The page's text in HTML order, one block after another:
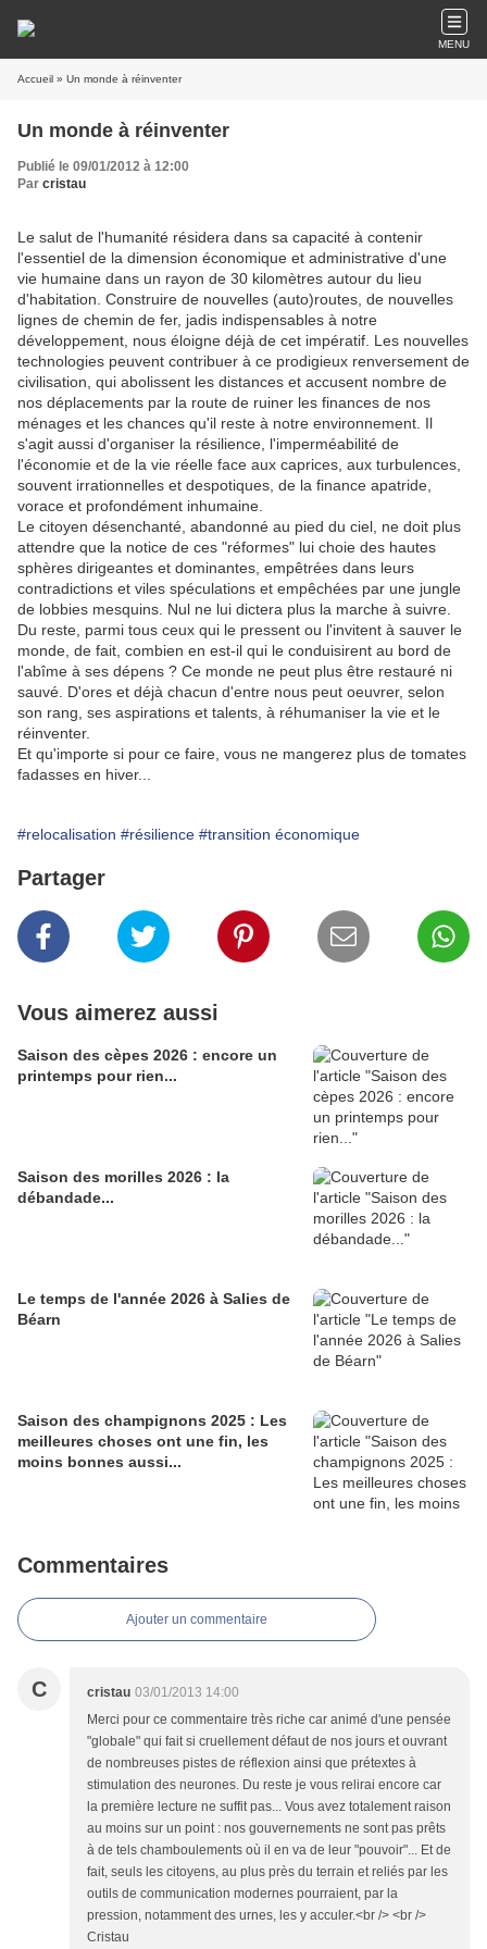
MENU
Accueil » Un monde à réinventer
Un monde à réinventer
Publié le 09/01/2012 à 12:00
Par cristau
Le salut de l'humanité résidera dans sa capacité à contenir
l'essentiel de la dimension économique et administrative d'une
vie humaine dans un rayon de 30 kilomètres autour du lieu
d'habitation. Construire de nouvelles (auto)routes, de nouvelles
lignes de chemin de fer, jadis indispensables à notre
développement, nous éloigne déjà de cet impératif. Les nouvelles
technologies peuvent contribuer à ce prodigieux renversement de
civilisation, qui abolissent les distances et accusent nombre de
nos déplacements par la route de ruiner les finances de nos
ménages et les chances qu'il reste à notre environnement. Il
s'agit aussi d'organiser la résilience, l'imperméabilité de
l'économie et de la vie réelle face aux caprices, aux turbulences,
souvent irrationnelles et despotiques, de la finance apatride,
vorace et profondément inhumaine.
Le citoyen désenchanté, abandonné au pied du ciel, ne doit plus
attendre que la notice de ces "réformes" lui choie des hautes
sphères dirigeantes et dominantes, empêtrées dans leurs
contradictions et viles spéculations et empêchées par une jungle
de lobbies mesquins. Nul ne lui dictera plus la marche à suivre.
Du reste, parmi tous ceux qui le pressent ou l'invitent à sauver le
monde, de fait, combien en est-il qui le conduisirent au bord de
l'abîme à ses dépens ? Ce monde ne peut plus être restauré ni
sauvé. D'ores et déjà chacun d'entre nous peut oeuvrer, selon
son rang, ses aspirations et talents, à réhumaniser la vie et le
réinventer.
Et qu'importe si pour ce faire, vous ne mangerez plus de tomates
fadasses en hiver...
#relocalisation #résilience #transition économique
Partager
Vous aimerez aussi
Saison des cèpes 2026 : encore un
printemps pour rien...
Saison des morilles 2026 : la
débandade...
Le temps de l'année 2026 à Salies de
Béarn
Saison des champignons 2025 : Les
meilleures choses ont une fin, les
moins bonnes aussi...
Commentaires
Ajouter un commentaire
C cristau 03/01/2013 14:00
Merci pour ce commentaire très riche car animé d'une pensée
"globale" qui fait si cruellement défaut de nos jours et ouvrant
de nombreuses pistes de réflexion ainsi que prétextes à
stimulation des neurones. Du reste je vous relirai encore car
la première lecture ne suffit pas... Vous avez totalement raison
au moins sur un point : nos gouvernements ne sont pas prêts
à de tels chamboulements où il en va de leur "pouvoir"... Et de
fait, seuls les citoyens, au plus près du terrain et reliés par les
outils de communication modernes pourraient, par la
pression, notamment des urnes, les y acculer.<br /> <br />
Cristau